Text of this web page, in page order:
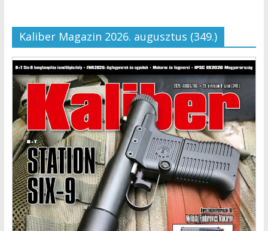
Kaliber Magazin 2026. augusztus (349.)